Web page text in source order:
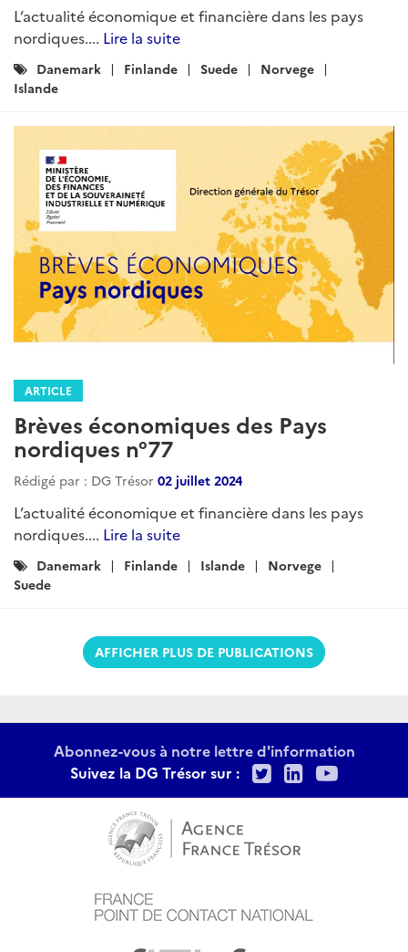
L’actualité économique et financière dans les pays
nordiques.... Lire la suite
Catégories
:
Danemark Finlande Suede
Norvege
Islande
ARTICLE
Brèves économiques des Pays
nordiques n°77
Rédigé par : DG Trésor 02 juillet 2024
L’actualité économique et financière dans les pays
nordiques.... Lire la suite
Catégories
:
Danemark Finlande Islande
Norvege
Suede
AFFICHER PLUS DE PUBLICATIONS
Abonnez-vous à notre lettre d'information
Suivez la DG Trésor sur :
TwitterLinkedIn